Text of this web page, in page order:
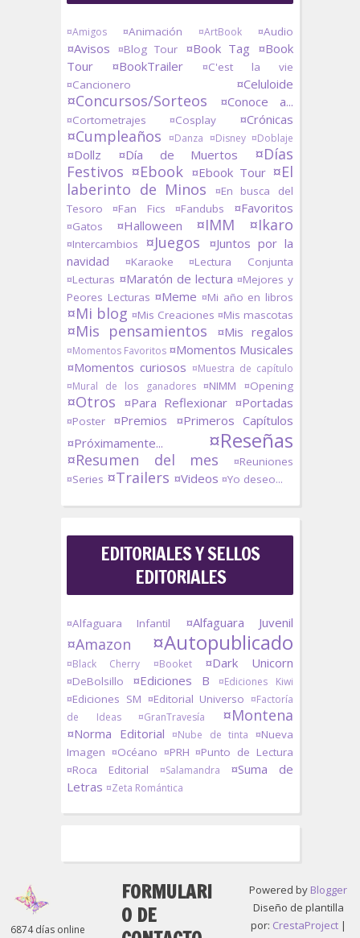
¤Amigos ¤Animación ¤ArtBook ¤Audio
¤Avisos ¤Blog Tour ¤Book Tag ¤Book
Tour
¤BookTrailer
¤C'est la vie
¤Cancionero
¤Celuloide
¤Concursos/Sorteos ¤Conoce a...
¤Cortometrajes ¤Cosplay ¤Crónicas
¤Cumpleaños ¤Danza ¤Disney ¤Doblaje
¤Dollz ¤Día de Muertos
¤Días
Festivos ¤Ebook ¤Ebook Tour ¤El
laberinto de Minos
¤En busca del
Tesoro
¤Fan Fics ¤Fandubs ¤Favoritos
¤Gatos ¤Halloween ¤IMM ¤Ikaro
¤Intercambios ¤Juegos
¤Juntos por la
navidad
¤Karaoke
¤Lectura Conjunta
¤Lecturas ¤Maratón de lectura ¤Mejores y
Peores Lecturas ¤Meme ¤Mi año en libros
¤Mi blog ¤Mis Creaciones ¤Mis mascotas
¤Mis pensamientos ¤Mis regalos
¤Momentos Favoritos ¤Momentos Musicales
¤Momentos curiosos ¤Muestra de capítulo
¤Mural de los ganadores ¤NIMM ¤Opening
¤Otros ¤Para Reflexionar ¤Portadas
¤Poster ¤Premios
¤Primeros Capítulos
¤Próximamente...
¤Reseñas
¤Resumen del mes
¤Reuniones
¤Series ¤Trailers ¤Videos ¤Yo deseo...
EDITORIALES Y SELLOS
EDITORIALES
¤Alfaguara Infantil ¤Alfaguara Juvenil
¤Amazon ¤Autopublicado
¤Black Cherry ¤Booket ¤Dark Unicorn
¤DeBolsillo ¤Ediciones B ¤Ediciones Kiwi
¤Ediciones SM ¤Editorial Universo ¤Factoría
de Ideas
¤GranTravesía ¤Montena
¤Norma Editorial ¤Nube de tinta ¤Nueva
Imagen ¤Océano ¤PRH ¤Punto de Lectura
¤Roca Editorial
¤Salamandra
¤Suma de
Letras ¤Zeta Romántica
6874 días online
FORMULARI
O DE
Powered by Blogger
Diseño de plantilla
por: CrestaProject|